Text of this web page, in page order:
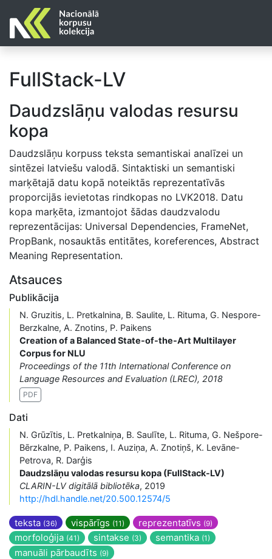
FullStack-LV
Daudzslāņu valodas resursu
kopa
Daudzslāņu korpuss teksta semantiskai analīzei un
sintēzei latviešu valodā. Sintaktiski un semantiski
marķētajā datu kopā noteiktās reprezentatīvās
proporcijās ievietotas rindkopas no LVK2018. Datu
kopa marķēta, izmantojot šādas daudzvalodu
reprezentācijas: Universal Dependencies, FrameNet,
PropBank, nosauktās entitātes, koreferences, Abstract
Meaning Representation.
Atsauces
Publikācija
N. Gruzitis, L. Pretkalnina, B. Saulite, L. Rituma, G. Nespore-
Berzkalne, A. Znotins, P. Paikens
Creation of a Balanced State-of-the-Art Multilayer
Corpus for NLU
Proceedings of the 11th International Conference on
Language Resources and Evaluation (LREC), 2018
PDF
Dati
N. Grūzītis, L. Pretkalniņa, B. Saulīte, L. Rituma, G. Nešpore-
Bērzkalne, P. Paikens, I. Auziņa, A. Znotiņš, K. Levāne-
Petrova, R. Darģis
Daudzslāņu valodas resursu kopa (FullStack-LV)
CLARIN-LV digitālā bibliotēka, 2019
http://hdl.handle.net/20.500.12574/5
teksta (36) vispārīgs (11) reprezentatīvs (9)
morfoloģija (41) sintakse (3) semantika (1)
manuāli pārbaudīts (9)